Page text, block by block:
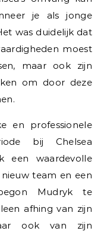
je als jonge
was duidelijk dat
moest
maar ook zijn
om door deze
en professionele
bij Chelsea
een waardevolle
team en een
Mudryk te
afhing van zijn
ook van zijn